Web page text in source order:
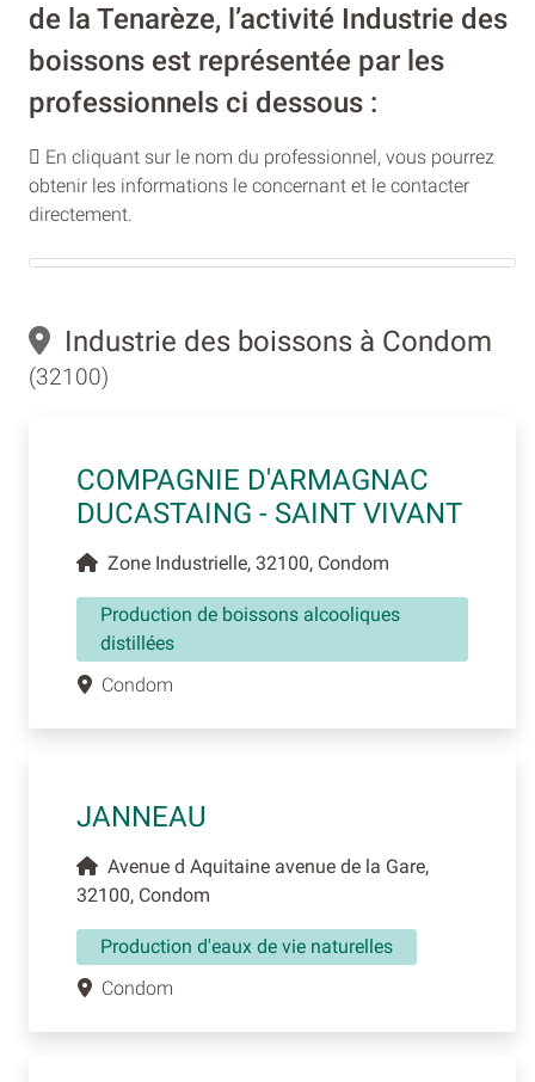
de la Tenarèze, l’activité Industrie des
boissons est représentée par les
professionnels ci dessous :
En cliquant sur le nom du professionnel, vous pourrez
obtenir les informations le concernant et le contacter
directement.
Industrie des boissons à Condom
(32100)
COMPAGNIE D'ARMAGNAC
DUCASTAING - SAINT VIVANT
Zone Industrielle, 32100, Condom
Production de boissons alcooliques
distillées
Condom
JANNEAU
Avenue d Aquitaine avenue de la Gare,
32100, Condom
Production d'eaux de vie naturelles
Condom